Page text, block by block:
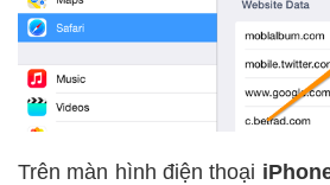
Trên màn hình điện thoại